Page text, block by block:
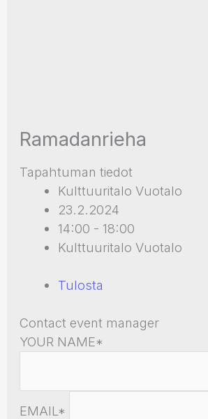
Ramadanrieha
Tapahtuman tiedot
Kulttuuritalo Vuotalo
23.2.2024
14:00 - 18:00
Kulttuuritalo Vuotalo
Tulosta
Contact event manager
YOUR NAME*
EMAIL*